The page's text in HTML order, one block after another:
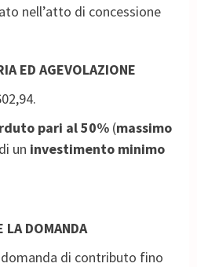
nell’atto di concessione
ED AGEVOLAZIONE
pari al 50% (massimo
un investimento minimo
LA DOMANDA
domanda di contributo fino